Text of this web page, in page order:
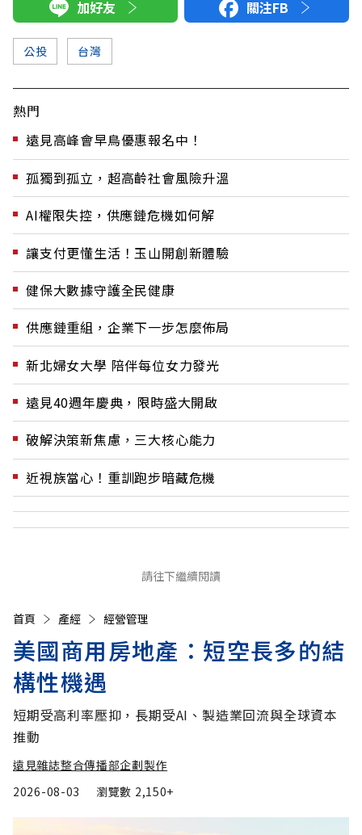
加好友 關注FB
公投 台灣
熱門
遠見高峰會早鳥優惠報名中！
孤獨到孤立，超高齡社會風險升溫
AI權限失控，供應鏈危機如何解
讓支付更懂生活！玉山開創新體驗
健保大數據守護全民健康
供應鏈重組，企業下一步怎麼佈局
新北婦女大學 陪伴每位女力發光
遠見40週年慶典，限時盛大開啟
破解決策新焦慮，三大核心能力
近視族當心！重訓跑步暗藏危機
請往下繼續閱讀
首頁 產經 經營管理
美國商用房地產：短空長多的結
構性機遇
短期受高利率壓抑，長期受AI、製造業回流與全球資本
推動
遠見雜誌整合傳播部企劃製作
2026-08-03
瀏覽數 2,150+